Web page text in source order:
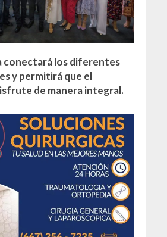
conectará los diferentes
y permitirá que el
de manera integral.